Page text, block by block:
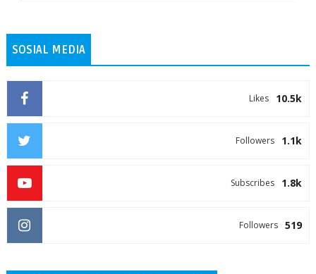
SOSIAL MEDIA
10.5k
Likes
1.1k
Followers
1.8k
Subscribes
519
Followers